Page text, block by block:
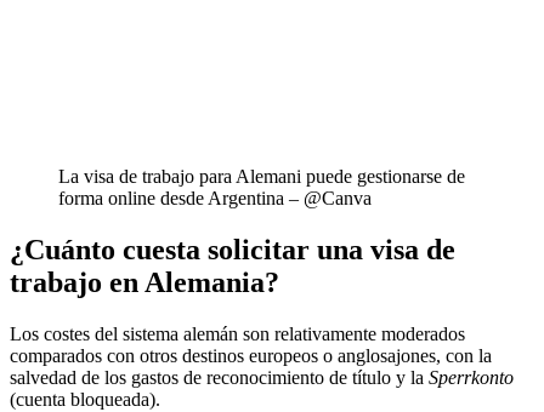
La visa de trabajo para Alemani puede gestionarse de
forma online desde Argentina – @Canva
¿Cuánto cuesta solicitar una visa de
trabajo en Alemania?
Los costes del sistema alemán son relativamente moderados
comparados con otros destinos europeos o anglosajones, con la
salvedad de los gastos de reconocimiento de título y la Sperrkonto
(cuenta bloqueada).